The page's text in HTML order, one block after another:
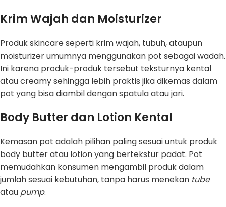
Krim Wajah dan Moisturizer
Produk skincare seperti krim wajah, tubuh, ataupun
moisturizer umumnya menggunakan pot sebagai wadah.
Ini karena produk-produk tersebut teksturnya kental
atau creamy sehingga lebih praktis jika dikemas dalam
pot yang bisa diambil dengan spatula atau jari.
Body Butter dan Lotion Kental
Kemasan pot adalah pilihan paling sesuai untuk produk
body butter atau lotion yang bertekstur padat. Pot
memudahkan konsumen mengambil produk dalam
jumlah sesuai kebutuhan, tanpa harus menekan tube
atau pump.